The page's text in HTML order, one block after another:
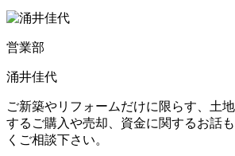
営業部
涌井佳代
ご新築やリフォームだけに限らす、土
するご購入や売却、資金に関するお話
くご相談下さい。